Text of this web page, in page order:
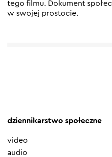
tego filmu. Dokument
w swojej prostocie.
dziennikarstwo społeczne
video
audio